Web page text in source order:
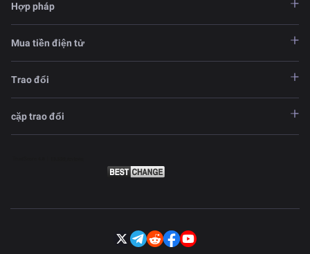
Hợp pháp
Mua tiền điện tử
Trao đổi
cặp trao đổi